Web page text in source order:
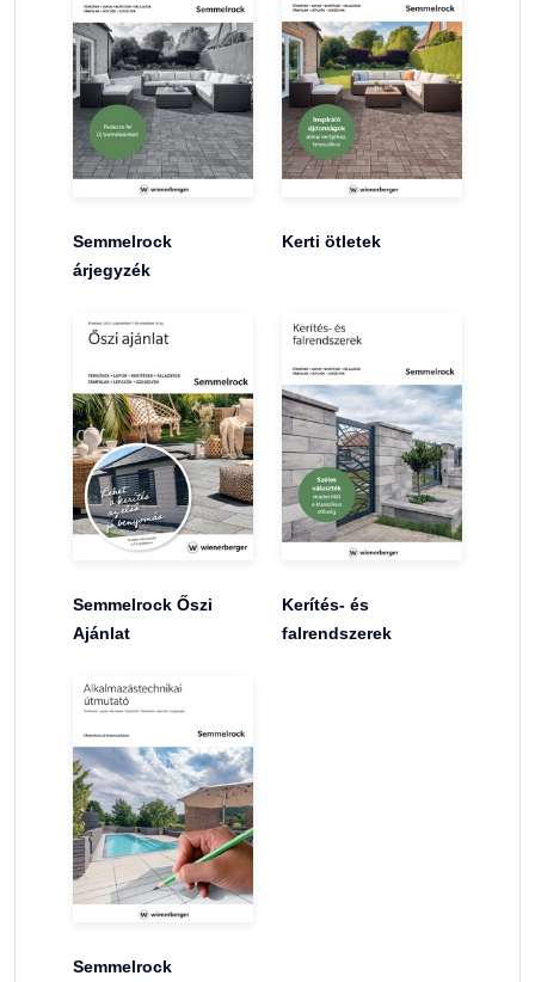
Semmelrock
árjegyzék
Kerti ötletek
Semmelrock Őszi
Ajánlat
Kerítés- és
falrendszerek
Semmelrock